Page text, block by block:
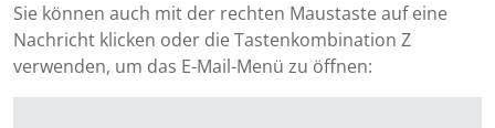
Sie können auch mit der rechten Maustaste auf eine
Nachricht klicken oder die Tastenkombination Z
verwenden, um das E-Mail-Menü zu öffnen: